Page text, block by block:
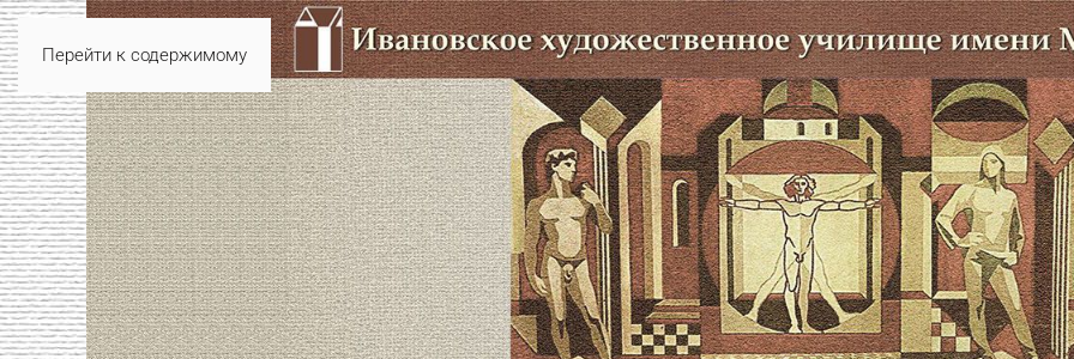
Перейти к содержимому